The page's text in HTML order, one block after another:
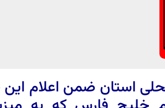
استان ضمن اعلام این